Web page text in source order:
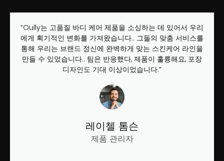
“Oully는 고품질 바디 케어 제품을 소싱하는 데 있어서 우리
에게 획기적인 변화를 가져왔습니다.. 그들의 맞춤 서비스를
통해 우리는 브랜드 정신에 완벽하게 맞는 스킨케어 라인을
만들 수 있었습니다.. 팀은 반응했다, 제품이 훌륭해요, 포장
디자인도 기대 이상이었습니다.”
레이첼 톰슨
제품 관리자